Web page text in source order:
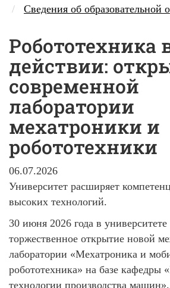
Сведения об образовательной
Робототехника
действии:
современной
лаборатории
мехатроники и
робототехники
06.07.2026
Университет расширяет
высоких технологий.
30 июня 2026 года в университете
торжественное открытие новой
лаборатории «Мехатроника и
робототехника» на базе кафедры
технологии производства машин».